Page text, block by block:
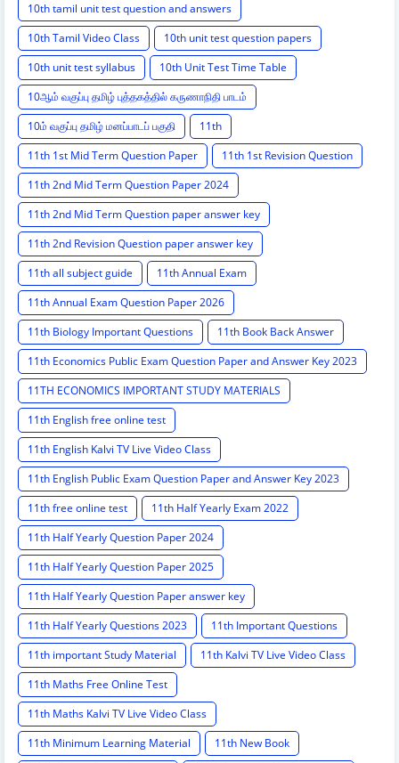
10th tamil unit test question and answers
10th Tamil Video Class
10th unit test question papers
10th unit test syllabus
10th Unit Test Time Table
10ஆம் வகுப்பு தமிழ் புத்தகத்தில் கருணாநிதி பாடம்
10ம் வகுப்பு தமிழ் மனப்பாடப் பகுதி
11th
11th 1st Mid Term Question Paper
11th 1st Revision Question
11th 2nd Mid Term Question Paper 2024
11th 2nd Mid Term Question paper answer key
11th 2nd Revision Question paper answer key
11th all subject guide
11th Annual Exam
11th Annual Exam Question Paper 2026
11th Biology Important Questions
11th Book Back Answer
11th Economics Public Exam Question Paper and Answer Key 2023
11TH ECONOMICS IMPORTANT STUDY MATERIALS
11th English free online test
11th English Kalvi TV Live Video Class
11th English Public Exam Question Paper and Answer Key 2023
11th free online test
11th Half Yearly Exam 2022
11th Half Yearly Question Paper 2024
11th Half Yearly Question Paper 2025
11th Half Yearly Question Paper answer key
11th Half Yearly Questions 2023
11th Important Questions
11th important Study Material
11th Kalvi TV Live Video Class
11th Maths Free Online Test
11th Maths Kalvi TV Live Video Class
11th Minimum Learning Material
11th New Book